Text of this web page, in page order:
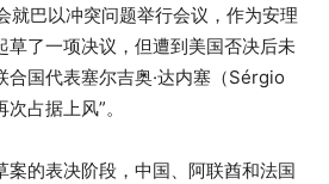
就巴以冲突问题举行会议，作为安理
草了一项决议，但遭到美国否决后未
合国代表塞尔吉奥·达内塞（Sérgio
占据上风”。
案的表决阶段，中国、阿联酋和法国